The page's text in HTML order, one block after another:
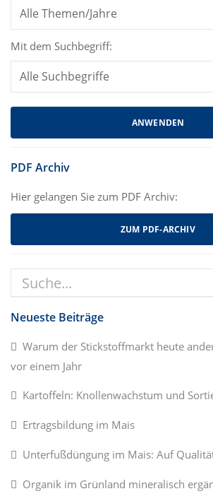
Mit dem Suchbegriff:
PDF Archiv
Hier gelangen Sie zum PDF Archiv:
ZUM PDF-ARCHIV
Neueste Beiträge
Warum der Stickstoffmarkt heute
vor einem Jahr
Kartoffeln: Knollenwachstum und
Ertragsbildung im Mais
Unterfußdüngung im Mais: Auf
Organik im Grünland mineralisch